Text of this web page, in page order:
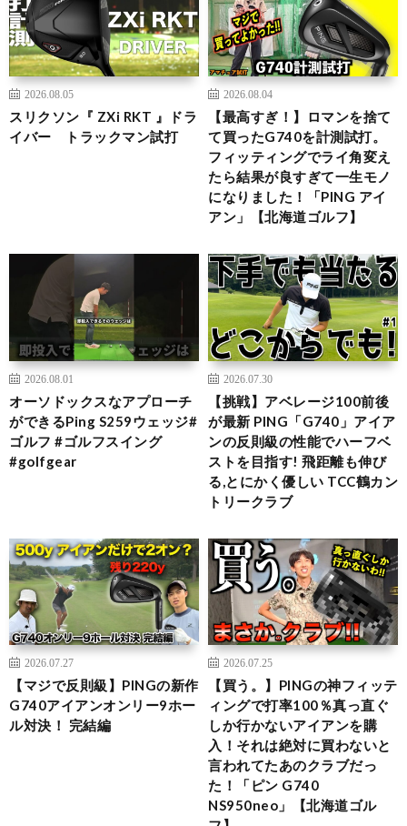
2026.08.05
スリクソン『 ZXi RKT 』ドラ
イバー トラックマン試打
2026.08.04
【最高すぎ！】ロマンを捨て
て買ったG740を計測試打。
フィッティングでライ角変え
たら結果が良すぎて一生モノ
になりました！「PING アイ
アン」【北海道ゴルフ】
2026.08.01
オーソドックスなアプローチ
ができるPing S259ウェッジ#
ゴルフ #ゴルフスイング
#golfgear
2026.07.30
【挑戦】アベレージ100前後
が最新 PING「G740」アイア
ンの反則級の性能でハーフベ
ストを目指す! 飛距離も伸び
る,とにかく優しい TCC鶴カン
トリークラブ
2026.07.27
【マジで反則級】PINGの新作
G740アイアンオンリー9ホー
ル対決！ 完結編
2026.07.25
【買う。】PINGの神フィッテ
ィングで打率100％真っ直ぐ
しか行かないアイアンを購
入！それは絶対に買わないと
言われてたあのクラブだっ
た！「ピン G740
NS950neo」【北海道ゴル